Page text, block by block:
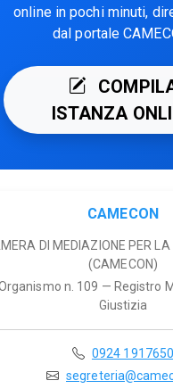
online in pochi minuti,
dal portale
ISTANZA
CAMECON
DI MEDIAZIONE PER LA
(CAMECON)
n. 109 — Registro
Giustizia
0924 1917650